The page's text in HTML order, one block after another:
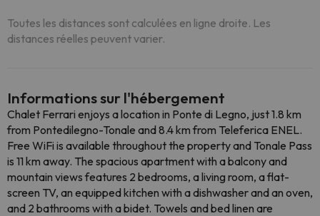
Toutes les distances sont calculées en ligne droite. Les
distances réelles peuvent varier.
Informations sur l'hébergement
Chalet Ferrari enjoys a location in Ponte di Legno, just 1.8 km
from Pontedilegno-Tonale and 8.4 km from Teleferica ENEL.
Free WiFi is available throughout the property and Tonale Pass
is 11 km away. The spacious apartment with a balcony and
mountain views features 2 bedrooms, a living room, a flat-
screen TV, an equipped kitchen with a dishwasher and an oven,
and 2 bathrooms with a bidet. Towels and bed linen are